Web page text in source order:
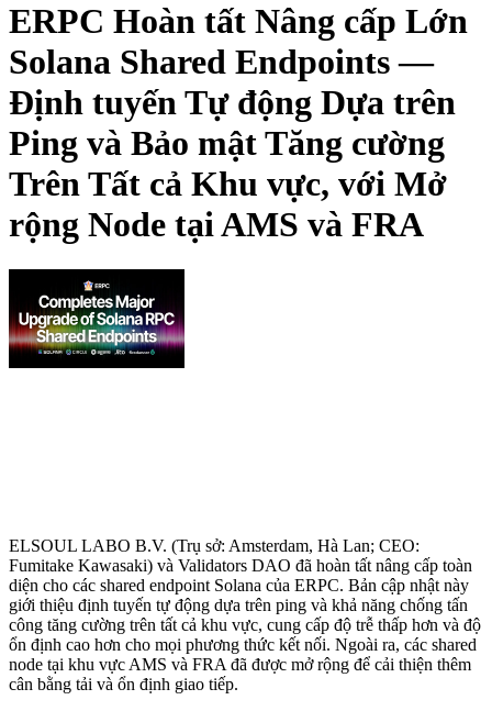
ERPC Hoàn tất Nâng cấp Lớn
Solana Shared Endpoints —
Định tuyến Tự động Dựa trên
Ping và Bảo mật Tăng cường
Trên Tất cả Khu vực, với Mở
rộng Node tại AMS và FRA
ELSOUL LABO B.V. (Trụ sở: Amsterdam, Hà Lan; CEO:
Fumitake Kawasaki) và Validators DAO đã hoàn tất nâng cấp toàn
diện cho các shared endpoint Solana của ERPC. Bản cập nhật này
giới thiệu định tuyến tự động dựa trên ping và khả năng chống tấn
công tăng cường trên tất cả khu vực, cung cấp độ trễ thấp hơn và độ
ổn định cao hơn cho mọi phương thức kết nối. Ngoài ra, các shared
node tại khu vực AMS và FRA đã được mở rộng để cải thiện thêm
cân bằng tải và ổn định giao tiếp.